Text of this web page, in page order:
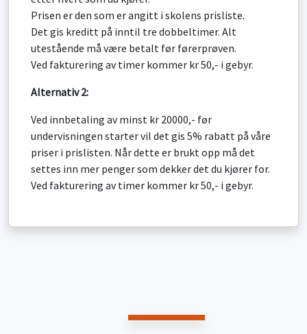
Prisen er den som er angitt i skolens prisliste.
Det gis kreditt på inntil tre dobbeltimer. Alt
utestående må være betalt før førerprøven.
Ved fakturering av timer kommer kr 50,- i gebyr.
Alternativ 2:
Ved innbetaling av minst kr 20000,- før
undervisningen starter vil det gis 5% rabatt på våre
priser i prislisten. Når dette er brukt opp må det
settes inn mer penger som dekker det du kjører for.
Ved fakturering av timer kommer kr 50,- i gebyr.